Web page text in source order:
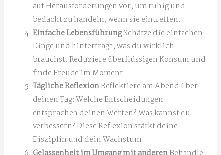
auf Herausforderungen vor, um ruhig und
bedacht zu handeln, wenn sie eintreffen.
Einfache LebensführungSchätze die einfachen
Dinge und hinterfrage, was du wirklich
brauchst. Reduziere überflüssigen Konsum und
finde Freude im Moment.
Tägliche ReflexionReflektiere am Abend über
deinen Tag: Welche Entscheidungen
entsprachen deinen Werten? Was kannst du
verbessern? Diese Reflexion stärkt deine
Disziplin und dein Wachstum.